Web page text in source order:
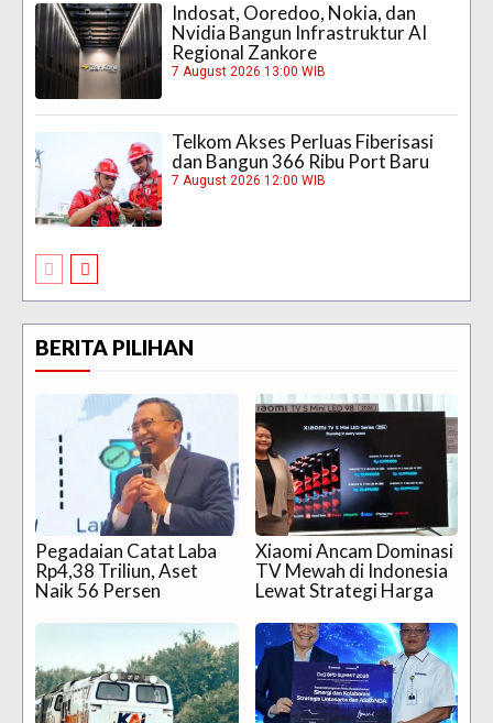
Indosat, Ooredoo, Nokia, dan
Nvidia Bangun Infrastruktur AI
Regional Zankore
7 August 2026 13:00 WIB
Telkom Akses Perluas Fiberisasi
dan Bangun 366 Ribu Port Baru
7 August 2026 12:00 WIB
BERITA PILIHAN
Pegadaian Catat Laba
Rp4,38 Triliun, Aset
Naik 56 Persen
Xiaomi Ancam Dominasi
TV Mewah di Indonesia
Lewat Strategi Harga